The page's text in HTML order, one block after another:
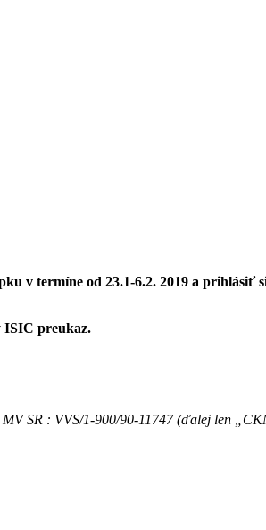
v termíne od 23.1-6.2. 2019 a prihlásiť
ISIC preukaz.
SR : VVS/1-900/90-11747 (ďalej len